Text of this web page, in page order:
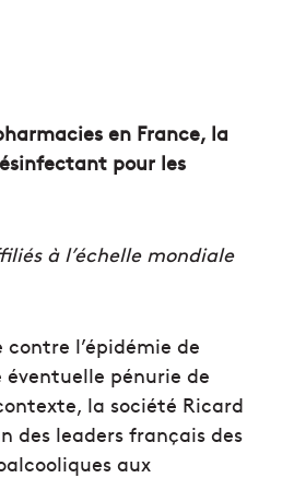
en France, la
pour les
à l’échelle mondiale
l’épidémie de
pénurie de
la société Ricard
des leaders français des
aux